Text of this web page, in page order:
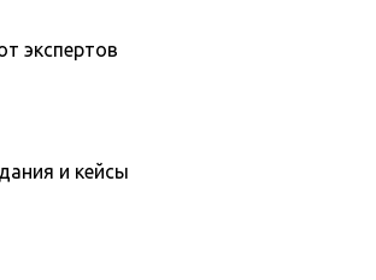
экспертов
и кейсы